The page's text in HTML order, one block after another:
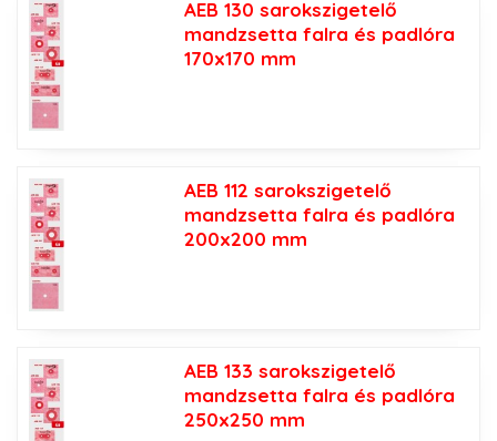
AEB 130 sarokszigetelő
mandzsetta falra és padlóra
170x170 mm
AEB 112 sarokszigetelő
mandzsetta falra és padlóra
200x200 mm
AEB 133 sarokszigetelő
mandzsetta falra és padlóra
250x250 mm